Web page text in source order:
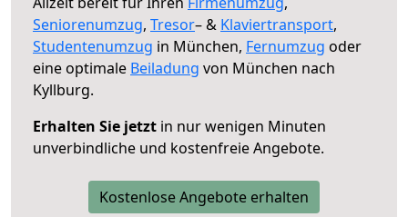
Seniorenumzug, Tresor– & Klaviertransport,
Studentenumzug in München, Fernumzug oder
eine optimale Beiladung von München nach
Kyllburg.
Erhalten Sie jetzt in nur wenigen Minuten
unverbindliche und kostenfreie Angebote.
Kostenlose Angebote erhalten